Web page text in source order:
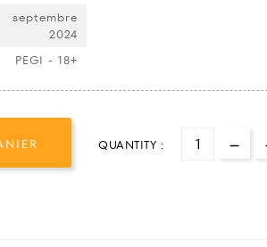
septembre
2024
PEGI - 18+
QUANTITY :